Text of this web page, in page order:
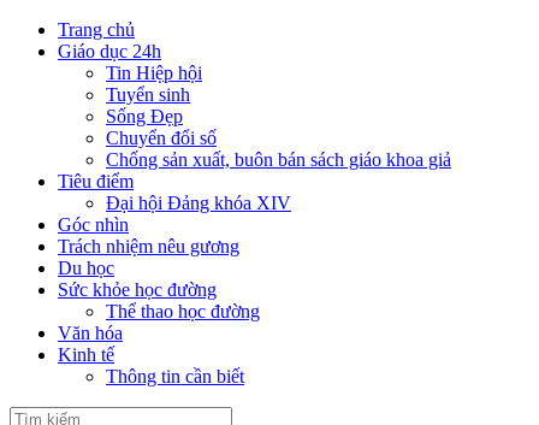
Trang chủ
Giáo dục 24h
Tin Hiệp hội
Tuyển sinh
Sống Đẹp
Chuyển đổi số
Chống sản xuất, buôn bán sách giáo khoa giả
Tiêu điểm
Đại hội Đảng khóa XIV
Góc nhìn
Trách nhiệm nêu gương
Du học
Sức khỏe học đường
Thể thao học đường
Văn hóa
Kinh tế
Thông tin cần biết